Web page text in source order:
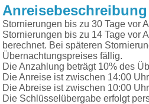
Anreisebeschreibung
Stornierungen bis zu 30 Tage vor
Stornierungen bis zu 14 Tage vor
berechnet. Bei späteren
Übernachtungspreises fällig.
Die Anzahlung beträgt 10% des
Die Anreise ist zwischen 14:00
Die Abreise ist zwischen 10:00
Die Schlüsselübergabe erfolgt